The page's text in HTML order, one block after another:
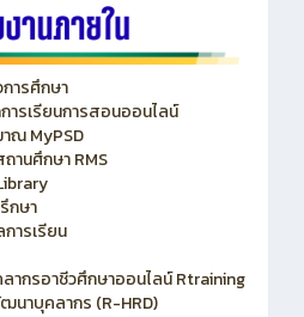
ารศึกษา
ารเรียนการสอนออนไลน์
ณ MyPSD
านศึกษา RMS
กษา
ารเรียน
ากรอาชีวศึกษาออนไลน์ Rtraining
นาบุคลากร (R-HRD)